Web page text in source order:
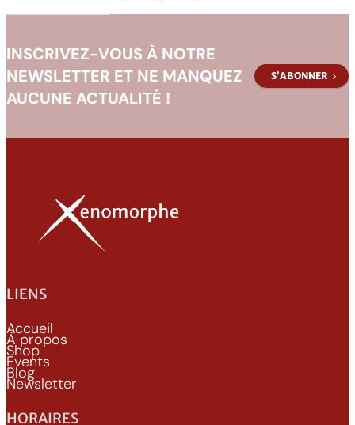
INSCRIVEZ-VOUS À NOTRE
NEWSLETTER ET NE MANQUEZ
AUCUNE ACTUALITÉ !
S’ABONNER
LIENS
Accueil
À propos
Shop
Events
Blog
Newsletter
HORAIRES